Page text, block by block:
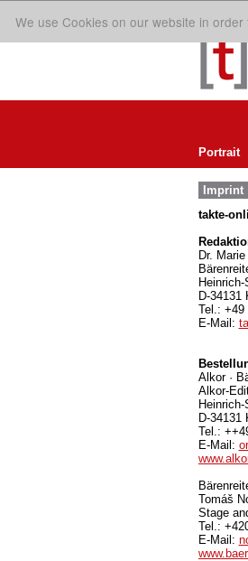
We use Cookies on our website in
Portrait
Imprint
takte-
Dr.
D-34131
Tel.: +49
E-Mail:
Alkor ·
Alkor-
D-34131
Tel.:
E-Mail:
Tomáš
Stage
Tel.:
E-Mail: